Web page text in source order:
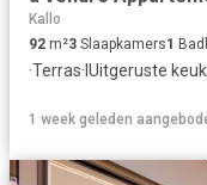
Kallo
92 m²3 Slaapkamers1
·Terras· IUitgeruste
1 week geleden